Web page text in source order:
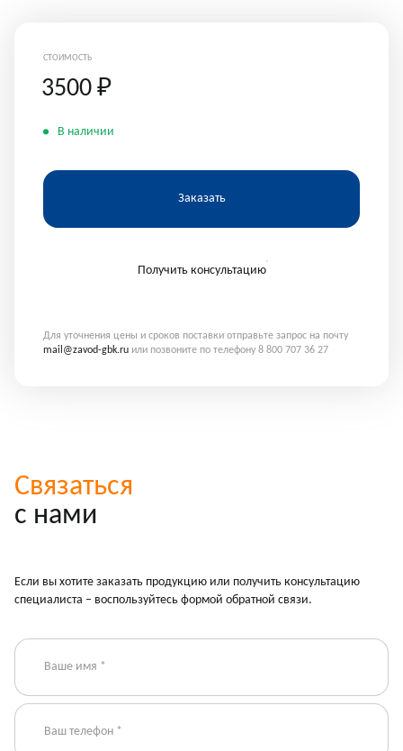
СТОИМОСТЬ
3500 ₽
В наличии
Заказать
Получить консультацию
Для уточнения цены и сроков поставки отправьте запрос на почту
mail@zavod-gbk.ru или позвоните по телефону 8 800 707 36 27
Связаться
с нами
Если вы хотите заказать продукцию или получить консультацию
специалиста – воспользуйтесь формой обратной связи.